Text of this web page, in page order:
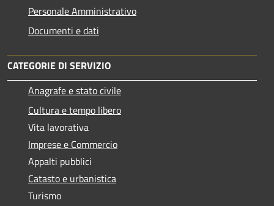
Personale Amministrativo
Documenti e dati
CATEGORIE DI SERVIZIO
Anagrafe e stato civile
Cultura e tempo libero
Vita lavorativa
Imprese e Commercio
Appalti pubblici
Catasto e urbanistica
Turismo